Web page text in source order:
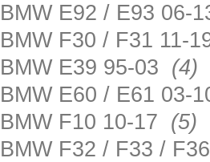
BMW E92 / E93 06-
BMW F30 / F31 11-
BMW E39 95-03 (4)
BMW E60 / E61 03-
BMW F10 10-17 (5)
BMW F32 / F33 /